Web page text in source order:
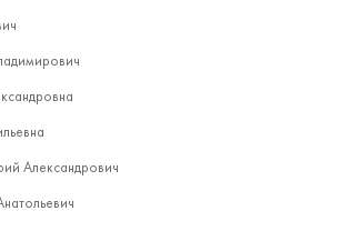
Александрович